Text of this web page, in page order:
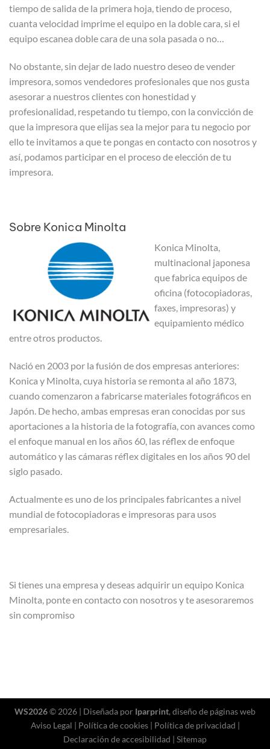
tiempo de salida de la primera hoja, tiendo de proceso,
cuanta velocidad imprime el equipo en la doble cara, si el
equipo escanea doble cara de una sola pasada o no…
No obstante, sin dejar de lado nuestro deseo de vender
impresora, somos vendedores profesionales que nos gusta
asesorar a nuestros clientes con honestidad y
profesionalidad, respetando tu tiempo, con la convicción de
que la impresora que elijas sea la mejor para tu negocio por
ello te invitamos a que te pongas en contacto con nosotros y
así, podamos participar en el proceso de elección de tu
impresora.
Sobre Konica Minolta
Konica Minolta,
multinacional japonesa
que fabrica equipos de
oficina (fotocopiadoras,
faxes, impresoras) y
equipamiento médico
entre otros productos.
Nació en 2003 por la fusión de dos empresas anteriores:
Konica y Minolta, cuya historia se remonta al año 1873,
cuando comenzaron a fabricarse materiales fotográficos en
Japón. De hecho, ambas empresas eran conocidas por sus
aportaciones a la historia de la fotografía, con avances como
el enfoque manual en los años 60, las réflex de enfoque
automático y las cámaras réflex digitales en los años 90 del
siglo pasado.
Actualmente es uno de los principales fabricantes a nivel
mundial de fotocopiadoras e impresoras para usos
empresariales.
Si tienes una empresa y deseas adquirir un equipo Konica
Minolta, ponte en contacto con nosotros y te asesoraremos
sin compromiso
WS2026© 2026 | Diseñada por Iparprint, diseño de páginas web
Aviso Legal | Política de cookies| Política de privacidad |
Declaración de accesibilidad | Sitemap